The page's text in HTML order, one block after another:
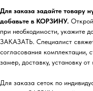
Для заказа задайте товару
добавьте в КОРЗИНУ.
при необходимости, укажите
ЗАКАЗАТЬ. Специалист
согласования комплектации,
замер, доставку, установку от
Для заказа сеток по